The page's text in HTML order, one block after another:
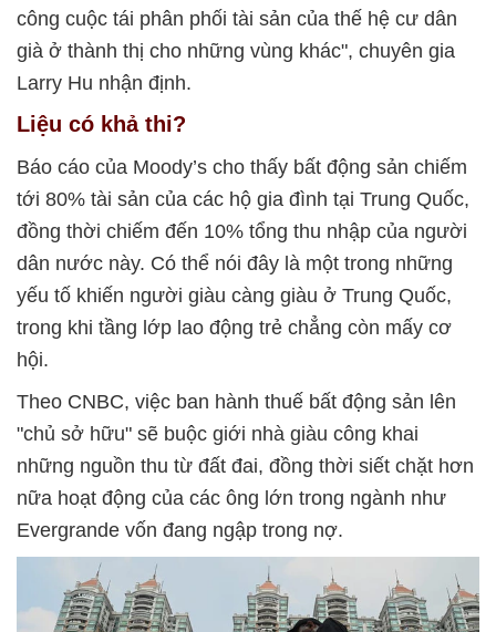
công cuộc tái phân phối tài sản của thế hệ cư dân
già ở thành thị cho những vùng khác", chuyên gia
Larry Hu nhận định.
Liệu có khả thi?
Báo cáo của Moody’s cho thấy bất động sản chiếm
tới 80% tài sản của các hộ gia đình tại Trung Quốc,
đồng thời chiếm đến 10% tổng thu nhập của người
dân nước này. Có thể nói đây là một trong những
yếu tố khiến người giàu càng giàu ở Trung Quốc,
trong khi tầng lớp lao động trẻ chẳng còn mấy cơ
hội.
Theo CNBC, việc ban hành thuế bất động sản lên
"chủ sở hữu" sẽ buộc giới nhà giàu công khai
những nguồn thu từ đất đai, đồng thời siết chặt hơn
nữa hoạt động của các ông lớn trong ngành như
Evergrande vốn đang ngập trong nợ.